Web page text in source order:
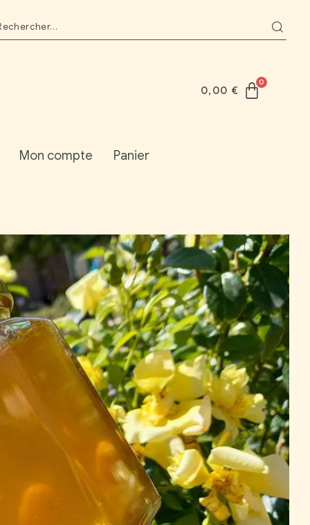
0,00 €
Mon compte Panier